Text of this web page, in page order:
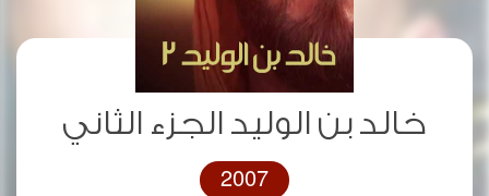
خالد بن الوليد الجزء الثاني
2007